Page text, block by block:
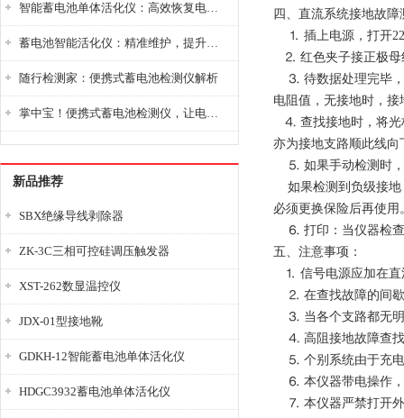
智能蓄电池单体活化仪：高效恢复电池性能，延长蓄电池使用寿命
蓄电池智能活化仪：精准维护，提升电池健康状态
随行检测家：便携式蓄电池检测仪解析
掌中宝！便携式蓄电池检测仪，让电池检测变得简单又快捷！
新品推荐
SBX绝缘导线剥除器
ZK-3C三相可控硅调压触发器
XST-262数显温控仪
JDX-01型接地靴
GDKH-12智能蓄电池单体活化仪
HDGC3932蓄电池单体活化仪
四、直流系统接地故
⒈ 插上电源，打开
⒉ 红色夹子接正极母
⒊ 待数据处理完毕，
电阻值，无接地时，接
⒋ 查找接地时，将光
亦为接地支路顺此线
⒌ 如果手动检测时，
如果检测到负级接地
必须更换保险后再使用
⒍ 打印：当仪器检查
五、注意事项：
⒈ 信号电源应加在直
⒉ 在查找故障的间歇
⒊ 当各个支路都无明
⒋ 高阻接地故障查找
⒌ 个别系统由于充电
⒍ 本仪器带电操作，
⒎ 本仪器严禁打开外